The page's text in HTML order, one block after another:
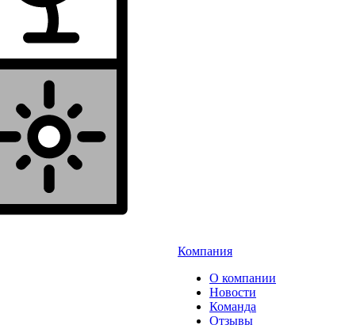
Компания
О компании
Новости
Команда
Отзывы